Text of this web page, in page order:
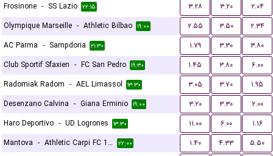
Frosinone - SS Lazio ۲۲:۱۵ ۳.۲۸ ۳.۲۰
۲.۰۴
Olympique Marseille - Athletic Bilbao ۱۹:۰۰ ۲.۵۵ ۳.۵۰
۲.۳۴
AC Parma - Sampdoria ۲۱:۳۰ ۱.۷۹ ۳.۳۰
۳.۸۰
Club Sportif Sfaxien - FC San Pedro ۱۹:۳۰ ۱.۴۵ ۳.۸۰
۶.۰۰
Radomiak Radom - AEL Limassol ۱۳:۳۰ ۳.۰۵ ۳.۷۰
۱.۹۵
Desenzano Calvina - Giana Erminio ۱۹:۰۰ ۳.۲۰ ۳.۳۰
۲.۰۰
Haro Deportivo - UD Logrones ۱۳:۳۰ ۱۱.۰۰ ۶.۰۰
۱.۱۶
Mantova - Athletic Carpi FC 1909 ۲۲:۰۰ ۱.۴۰ ۴.۳۳
۵.۵۰